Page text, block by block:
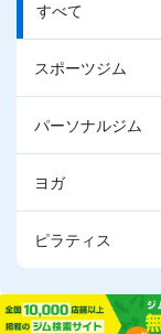
すべて
スポーツジム
パーソナルジム
ヨガ
ピラティス